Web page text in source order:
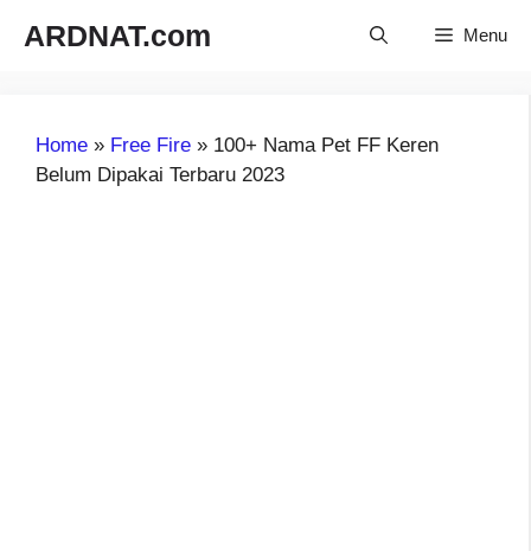
ARDNAT.com Menu
Home » Free Fire » 100+ Nama Pet FF Keren
Belum Dipakai Terbaru 2023